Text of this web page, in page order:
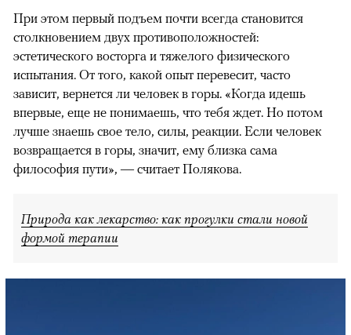
При этом первый подъем почти всегда становится
столкновением двух противоположностей:
эстетического восторга и тяжелого физического
испытания. От того, какой опыт перевесит, часто
зависит, вернется ли человек в горы. «Когда идешь
впервые, еще не понимаешь, что тебя ждет. Но потом
лучше знаешь свое тело, силы, реакции. Если человек
возвращается в горы, значит, ему близка сама
философия пути», — считает Полякова.
Природа как лекарство: как прогулки стали новой
формой терапии